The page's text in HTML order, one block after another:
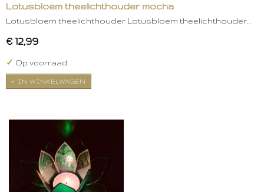
Lotusbloem theelichthouder mocha
Lotusbloem theelichthouder Lotusbloem theelichthouder…
€ 12,99
✓ Op voorraad
IN WINKELWAGEN